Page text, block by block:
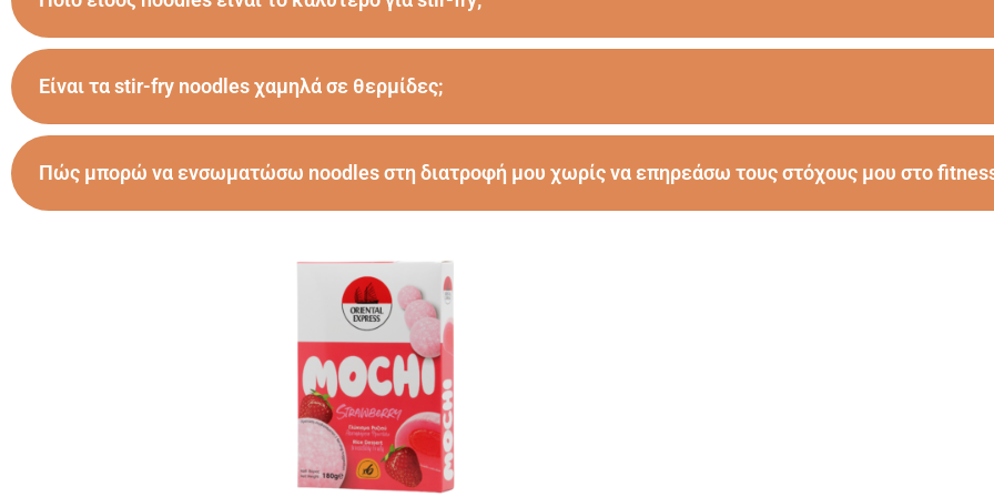
Είναι τα stir-fry noodles χαμηλά σε θερμίδες;
Πώς μπορώ να ενσωματώσω noodles στη διατροφή μου χωρίς να επηρεάσω τους στόχους μου στο